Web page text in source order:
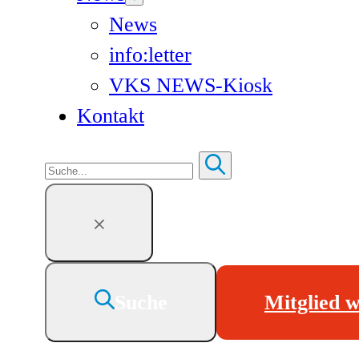
News
info:letter
VKS NEWS-Kiosk
Kontakt
Suchen
Suche Mitglied